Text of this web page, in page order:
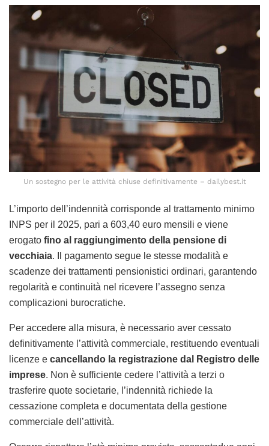
Un sostegno per le attività chiuse definitivamente – dailybest.it
L’importo dell’indennità corrisponde al trattamento minimo
INPS per il 2025, pari a 603,40 euro mensili e viene
erogato fino al raggiungimento della pensione di
vecchiaia. Il pagamento segue le stesse modalità e
scadenze dei trattamenti pensionistici ordinari, garantendo
regolarità e continuità nel ricevere l’assegno senza
complicazioni burocratiche.
Per accedere alla misura, è necessario aver cessato
definitivamente l’attività commerciale, restituendo eventuali
licenze e cancellando la registrazione dal Registro delle
imprese. Non è sufficiente cedere l’attività a terzi o
trasferire quote societarie, l’indennità richiede la
cessazione completa e documentata della gestione
commerciale dell’attività.